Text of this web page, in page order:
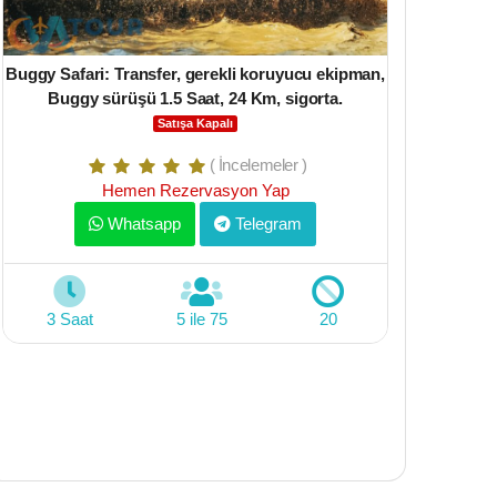
Buggy Safari: Transfer, gerekli koruyucu ekipman,
Buggy sürüşü 1.5 Saat, 24 Km, sigorta.
Satışa Kapalı
( İncelemeler )
Hemen Rezervasyon Yap
Whatsapp
Telegram
3 Saat 5 ile 75 20